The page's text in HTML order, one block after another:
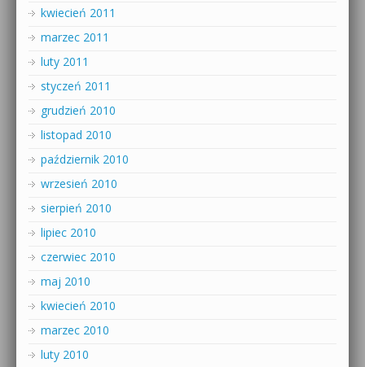
kwiecień 2011
marzec 2011
luty 2011
styczeń 2011
grudzień 2010
listopad 2010
październik 2010
wrzesień 2010
sierpień 2010
lipiec 2010
czerwiec 2010
maj 2010
kwiecień 2010
marzec 2010
luty 2010